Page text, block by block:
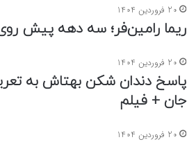
20 فروردین 1404
ریما رامین‌فر؛ سه دهه پیش
20 فروردین 1404
پاسخ دندان شکن بهتاش به
جان + فیلم
20 فروردین 1404